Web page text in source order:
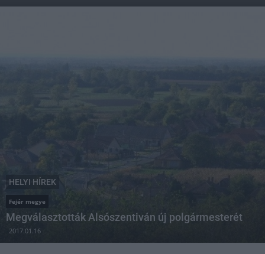
HELYI HÍREK
Fejér megye
Megválasztották Alsószentiván új polgármesterét
2017.01.16